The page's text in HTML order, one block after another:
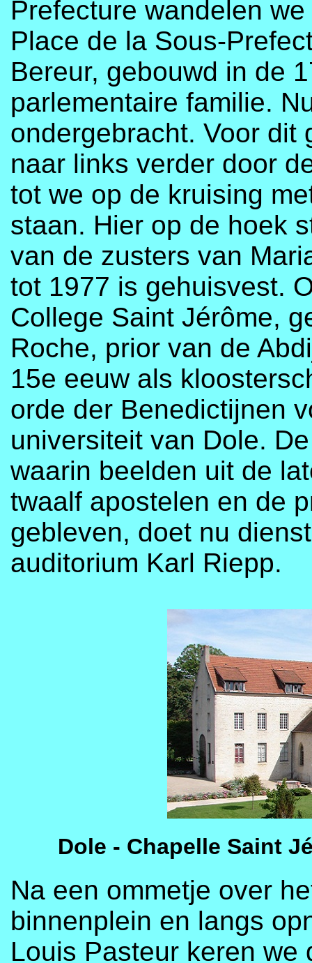
Prefecture wandelen
Place de la Sous-
Bereur, gebouwd in de
parlementaire familie.
ondergebracht. Voor dit
naar links verder door
tot we op de kruising
staan. Hier op de hoek
van de zusters van
tot 1977 is gehuisvest.
College Saint Jérôme,
Roche, prior van de
15e eeuw als
orde der Benedictijnen
universiteit van Dole.
waarin beelden uit de
twaalf apostelen en de
gebleven, doet nu
auditorium Karl Riepp.
Dole - Chapelle Saint
Na een ommetje over
binnenplein en langs
Louis Pasteur keren we